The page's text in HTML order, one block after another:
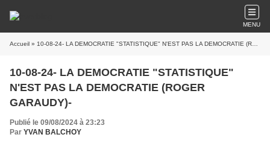
MENU
Accueil » 10-08-24- LA DEMOCRATIE "STATISTIQUE" N'EST PAS LA DEMOCRATIE (ROGER GARAUDY)-
10-08-24- LA DEMOCRATIE "STATISTIQUE"
N'EST PAS LA DEMOCRATIE (ROGER
GARAUDY)-
Publié le 09/08/2024 à 23:23
Par YVAN BALCHOY